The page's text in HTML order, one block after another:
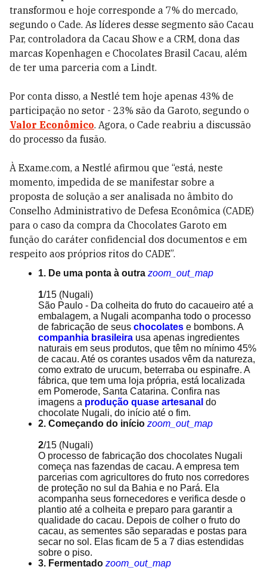
transformou e hoje corresponde a 7% do mercado,
segundo o Cade. As líderes desse segmento são Cacau
Par, controladora da Cacau Show e a CRM, dona das
marcas Kopenhagen e Chocolates Brasil Cacau, além
de ter uma parceria com a Lindt.
Por conta disso, a Nestlé tem hoje apenas 43% de
participação no setor - 23% são da Garoto, segundo o
Valor Econômico. Agora, o Cade reabriu a discussão
do processo da fusão.
À Exame.com, a Nestlé afirmou que “está, neste
momento, impedida de se manifestar sobre a
proposta de solução a ser analisada no âmbito do
Conselho Administrativo de Defesa Econômica (CADE)
para o caso da compra da Chocolates Garoto em
função do caráter confidencial dos documentos e em
respeito aos próprios ritos do CADE”.
1. De uma ponta à outra zoom_out_map
1/15 (Nugali)
São Paulo - Da colheita do fruto do cacaueiro até a
embalagem, a Nugali acompanha todo o processo
de fabricação de seus chocolates e bombons. A
companhia brasileira usa apenas ingredientes
naturais em seus produtos, que têm no mínimo 45%
de cacau. Até os corantes usados vêm da natureza,
como extrato de urucum, beterraba ou espinafre. A
fábrica, que tem uma loja própria, está localizada
em Pomerode, Santa Catarina. Confira nas
imagens a produção quase artesanal do
chocolate Nugali, do início até o fim.
2. Começando do início zoom_out_map
2/15 (Nugali)
O processo de fabricação dos chocolates Nugali
começa nas fazendas de cacau. A empresa tem
parcerias com agricultores do fruto nos corredores
de proteção no sul da Bahia e no Pará. Ela
acompanha seus fornecedores e verifica desde o
plantio até a colheita e preparo para garantir a
qualidade do cacau. Depois de colher o fruto do
cacau, as sementes são separadas e postas para
secar no sol. Elas ficam de 5 a 7 dias estendidas
sobre o piso.
3. Fermentado zoom_out_map